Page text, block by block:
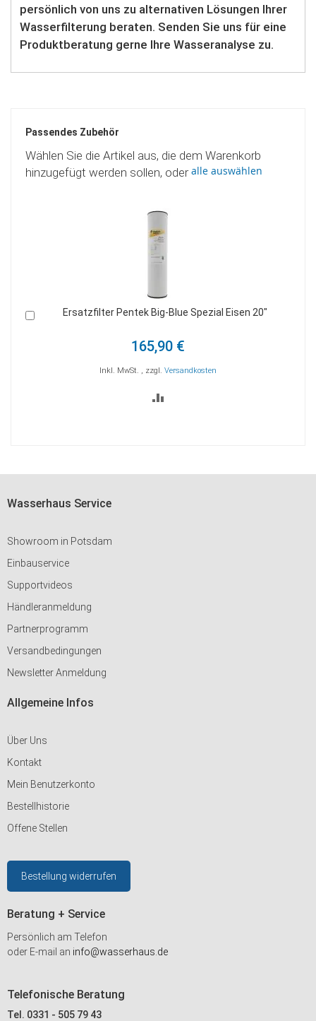
persönlich von uns zu alternativen Lösungen Ihrer
Wasserfilterung beraten. Senden Sie uns für eine
Produktberatung gerne Ihre Wasseranalyse zu.
Passendes Zubehör
Wählen Sie die Artikel aus, die dem Warenkorb
hinzugefügt werden sollen, oderalle auswählen
BIG-BLUE Eisenfilter TEST-KIT
205,00 €
Inkl. MwSt.,zzgl.Versandkosten
Wasserhaus Service
Showroom in Potsdam
Einbauservice
Supportvideos
Händleranmeldung
Partnerprogramm
Versandbedingungen
Newsletter Anmeldung
Allgemeine Infos
Über Uns
Kontakt
Mein Benutzerkonto
Bestellhistorie
Offene Stellen
Bestellung widerrufen
Beratung + Service
Persönlich am Telefon
oder E-mail an info@wasserhaus.de
Telefonische Beratung
Tel. 0331 - 505 79 43